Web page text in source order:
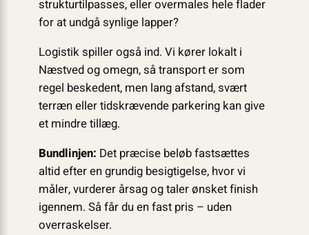
strukturtilpasses, eller overmales hele flader
for at undgå synlige lapper?
Logistik spiller også ind. Vi kører lokalt i
Næstved og omegn, så transport er som
regel beskedent, men lang afstand, svært
terræn eller tidskrævende parkering kan give
et mindre tillæg.
Bundlinjen: Det præcise beløb fastsættes
altid efter en grundig besigtigelse, hvor vi
måler, vurderer årsag og taler ønsket finish
igennem. Så får du en fast pris – uden
overraskelser.